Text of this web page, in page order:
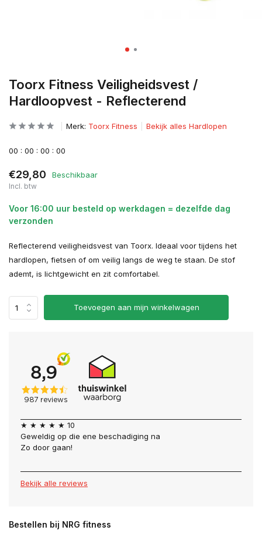
Toorx Fitness Veiligheidsvest /
Hardloopvest - Reflecterend
Merk: Toorx Fitness Bekijk alles Hardlopen
00 : 00 : 00 : 00
€29,80 Beschikbaar
Incl. btw
Voor 16:00 uur besteld op werkdagen = dezelfde dag
verzonden
Reflecterend veiligheidsvest van Toorx. Ideaal voor tijdens het
hardlopen, fietsen of om veilig langs de weg te staan. De stof
ademt, is lichtgewicht en zit comfortabel.
Toevoegen aan mijn winkelwagen
★ ★ ★ ★ ★ 10
Geweldig op die ene beschadiging na
Zo door gaan!
Bekijk alle reviews
Bestellen bij NRG fitness